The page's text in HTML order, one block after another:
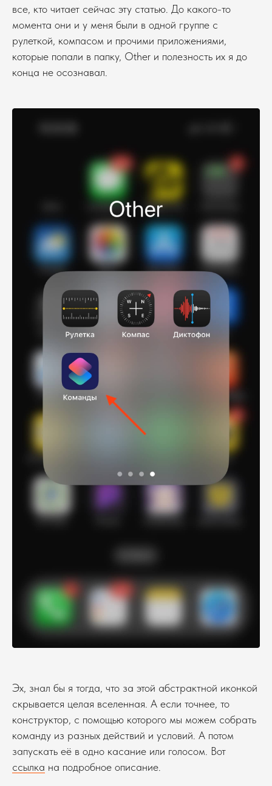
все, кто читает сейчас эту статью. До какого-то
момента они и у меня были в одной группе с
рулеткой, компасом и прочими приложениями,
которые попали в папку, Other и полезность их я до
конца не осознавал.
Эх, знал бы я тогда, что за этой абстрактной иконкой
скрывается целая вселенная. А если точнее, то
конструктор, с помощью которого мы можем собрать
команду из разных действий и условий. А потом
запускать её в одно касание или голосом. Вот
ссылка на подробное описание.